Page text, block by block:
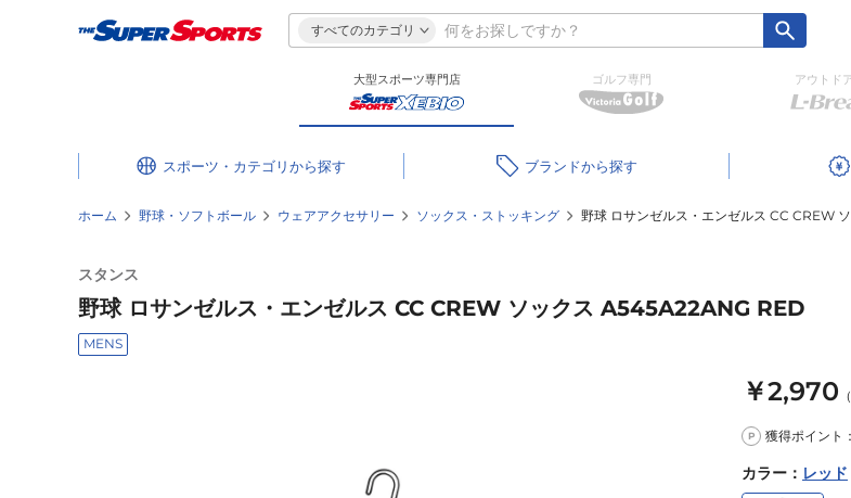
すべてのカテゴリ
大型スポーツ専門店 ゴルフ専門 アウトド
スポーツ・カテゴリ ブランド
ホーム 野球・ソフトボール ウェアアクセサリー ソックス・ストッキング 野球 ロサンゼルス・エンゼルス CC CREW
スタンス
野球 ロサンゼルス・エンゼルス CC CREW ソックス A545A22ANG RED
MENS
￥2,970
P 獲得ポイント：
カラー ： レッド